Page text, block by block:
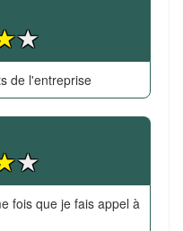
de l'entreprise
fois que je fais appel à